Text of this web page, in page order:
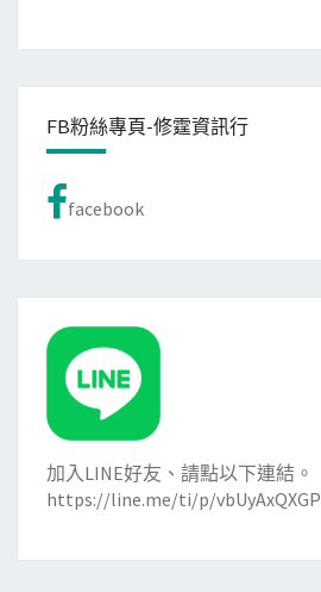
FB粉絲專頁-修霆資訊行
facebook
加入LINE好友、請點以下連結。
https://line.me/ti/p/vbUyAxQXGP